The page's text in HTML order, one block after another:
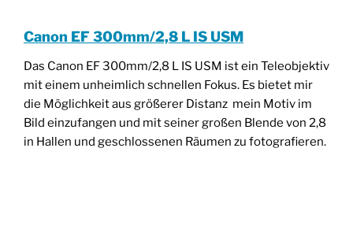
Canon EF 300mm/2,8 L IS USM
Das Canon EF 300mm/2,8 L IS USM ist ein Teleobjektiv
mit einem unheimlich schnellen Fokus. Es bietet mir
die Möglichkeit aus größerer Distanz mein Motiv im
Bild einzufangen und mit seiner großen Blende von 2,8
in Hallen und geschlossenen Räumen zu fotografieren.